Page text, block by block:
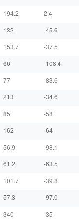
194.2
2.4
132
-45.6
153.7
-37.5
66
-108.4
77
-83.6
213
-34.6
85
-58
162
-64
56.9
-98.1
61.2
-63.5
101.7
-39.8
57.3
-97.0
340
-35